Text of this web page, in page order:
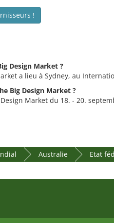
!
Design Market ?
a lieu à Sydney, au
Big Design Market ?
Market du 18. - 20.
Australie Etat